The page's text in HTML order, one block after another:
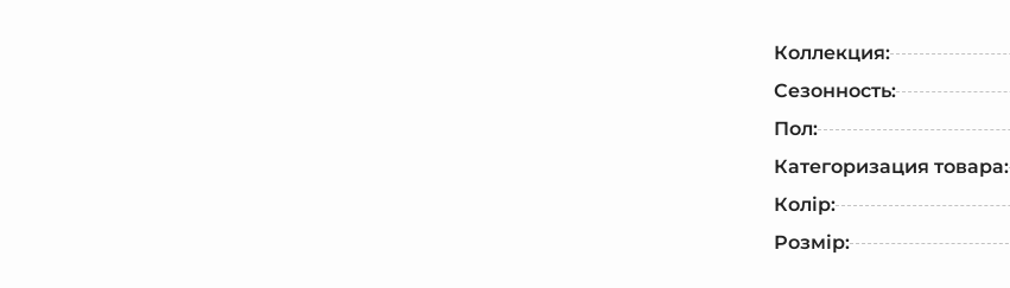
Коллекция:
Сезонность:
Пол:
Категоризация товара:
Колір:
Розмір: